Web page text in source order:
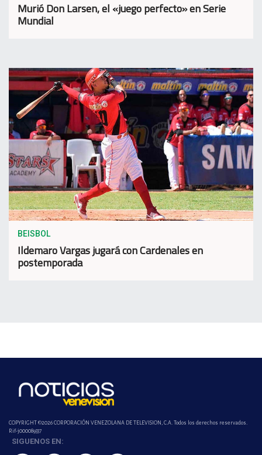
Murió Don Larsen, el «juego perfecto» en Serie
Mundial
BEISBOL
Ildemaro Vargas jugará con Cardenales en
postemporada
COPYRIGHT ©2026 CORPORACIÓN VENEZOLANA DE TELEVISION, C.A. Todos los derechos reservados.
Rif-j000089337
SIGUENOS EN: